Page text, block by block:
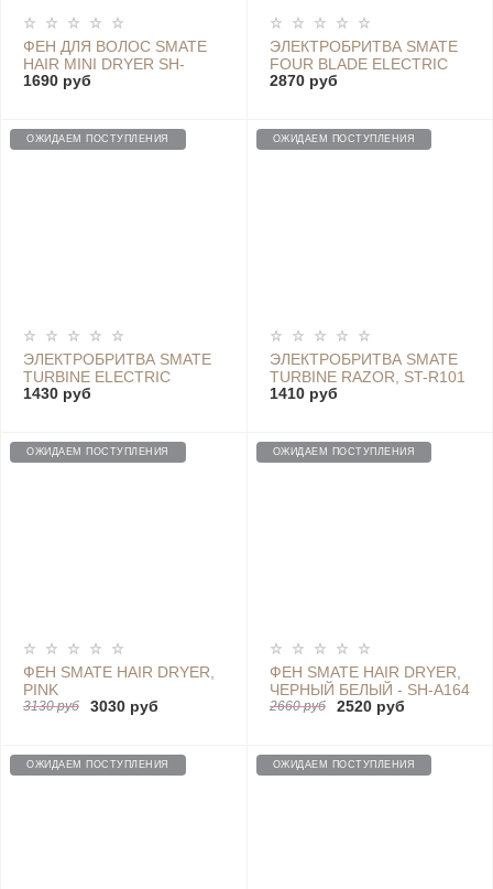
ФЕН ДЛЯ ВОЛОС SMATE
HAIR MINI DRYER SH-
A123, PINK
1690 руб
ЭЛЕКТРОБРИТВА SMATE
FOUR BLADE ELECTRIC
SHAVER, ST-W481 SILVER
2870 руб
ОЖИДАЕМ ПОСТУПЛЕНИЯ
ЭЛЕКТРОБРИТВА SMATE
TURBINE ELECTRIC
SHAVER, ST-R102 BLACK
1430 руб
ОЖИДАЕМ ПОСТУПЛЕНИЯ
ЭЛЕКТРОБРИТВА SMATE
TURBINE RAZOR, ST-R101
WHITE
1410 руб
ОЖИДАЕМ ПОСТУПЛЕНИЯ
ФЕН SMATE HAIR DRYER,
PINK
3130 руб 3030 руб
ОЖИДАЕМ ПОСТУПЛЕНИЯ
ФЕН SMATE HAIR DRYER,
ЧЕРНЫЙ БЕЛЫЙ - SH-A164
2660 руб 2520 руб
ОЖИДАЕМ ПОСТУПЛЕНИЯ ОЖИДАЕМ ПОСТУПЛЕНИЯ